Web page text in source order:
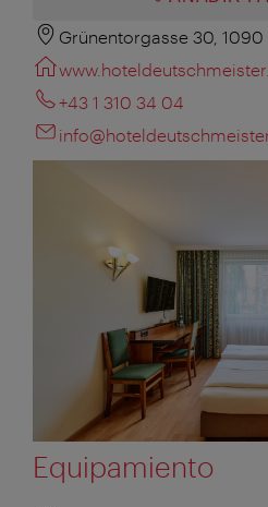
Grünentorgasse 30, 1090
+43 1 310 34 04
Equipamiento